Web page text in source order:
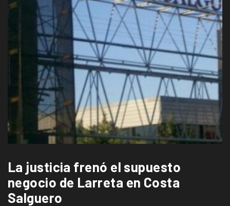
La justicia frenó el supuesto
negocio de Larreta en Costa
Salguero